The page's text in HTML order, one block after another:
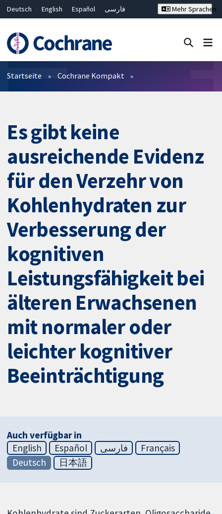
Deutsch English Español
فارسی
Bahasa Malaysia
ไทย
繁體中文
简体中文
Mehr Sprachen
Filter
Startseite Cochrane Kompakt
Es gibt keine
ausreichende Evidenz
für den Verzehr von
Kohlenhydraten zur
Verbesserung der
kognitiven
Leistungsfähigkeit bei
älteren Erwachsenen
mit normaler oder
leichter kognitiver
Beeinträchtigung
Auch verfügbar in
English
Español فارسی
Français
Deutsch
日本語